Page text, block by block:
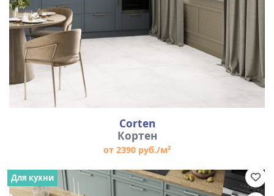
Corten
Кортен
от 2390 руб./м²
Для кухни